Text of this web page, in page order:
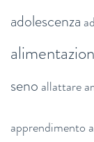
adolescenza
seno allattare
apprendimento